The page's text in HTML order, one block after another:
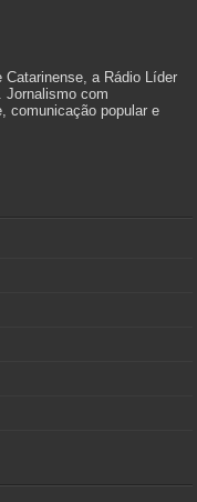
a Rádio Líder
Jornalismo com
comunicação popular e